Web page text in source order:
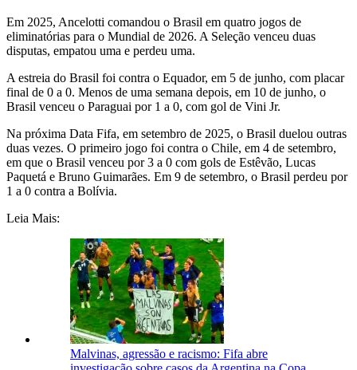
Em 2025, Ancelotti comandou o Brasil em quatro jogos de
eliminatórias para o Mundial de 2026. A Seleção venceu duas
disputas, empatou uma e perdeu uma.
A estreia do Brasil foi contra o Equador, em 5 de junho, com placar
final de 0 a 0. Menos de uma semana depois, em 10 de junho, o
Brasil venceu o Paraguai por 1 a 0, com gol de Vini Jr.
Na próxima Data Fifa, em setembro de 2025, o Brasil duelou outras
duas vezes. O primeiro jogo foi contra o Chile, em 4 de setembro,
em que o Brasil venceu por 3 a 0 com gols de Estêvão, Lucas
Paquetá e Bruno Guimarães. Em 9 de setembro, o Brasil perdeu por
1 a 0 contra a Bolívia.
Leia Mais:
Malvinas, agressão e racismo: Fifa abre